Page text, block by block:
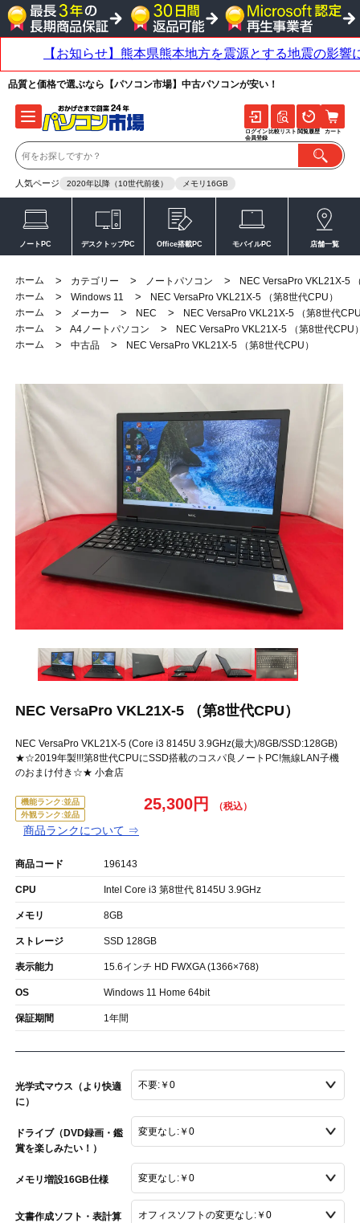
品質と価格で選ぶなら【パソコン市場】中古パソコンが安い！
人気ページ 2020年以降（10世代前後） メモリ16GB
ログイン
会員登録
比較リスト 閲覧履歴 カート
ノートPC デスクトップPC Office搭載PC モバイルPC 店舗一覧
ホーム > カテゴリー > ノートパソコン >
NEC VersaPro VKL21X-5
ホーム
> Windows 11 >
NEC VersaPro VKL21X-5 （第8世代CPU）
ホーム
> メーカー > NEC >
NEC VersaPro VKL21X-5 （第8世代
ホーム
> A4ノートパソコン >
NEC VersaPro VKL21X-5 （第8世代CPU
ホーム
> 中古品 > NEC VersaPro VKL21X-5 （第8世代CPU）
NEC VersaPro VKL21X-5 （第8世代CPU）
NEC VersaPro VKL21X-5 (Core i3 8145U 3.9GHz(最大)/8GB/SSD:128GB)
★☆2019年製!!!第8世代CPUにSSD搭載のコスパ良ノートPC!無線LAN子機
のおまけ付き☆★ 小倉店
機能ランク:並品
外観ランク:並品
商品ランクについて ⇒
25,300円
商品コード 196143
CPU Intel Core i3 第8世代 8145U 3.9GHz
メモリ 8GB
ストレージ SSD 128GB
表示能力 15.6インチ HD FWXGA (1366×768)
OS Windows 11 Home 64bit
保証期間 1年間
光学式マウス（より快適
に）
ドライブ（DVD録画・鑑
賞を楽しみたい！）
メモリ増設16GB仕様
文書作成ソフト・表計算